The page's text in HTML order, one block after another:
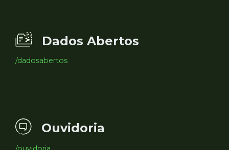
Dados Abertos
/dadosabertos
Ouvidoria